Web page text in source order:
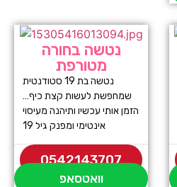
נטשה בחורה
מטורפת
נטשה בת 19 סטודנטית
שמחפשת לעשות קצת כיף…
הזמן אותי עכשיו ותיהנה מעיסוי
אינטימי ומפנק גיל 19
0542143707
וואטסאפ